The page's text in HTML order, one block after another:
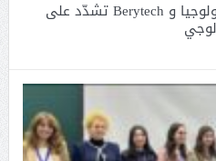
مذكرة تفاهم بين وزارة التكنولوجيا و Berytech تشدّد على